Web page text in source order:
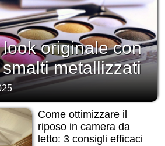
originale con
metallizzati
Come ottimizzare il
riposo in camera da
letto: 3 consigli efficaci